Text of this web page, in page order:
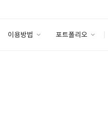
이용방법 포트폴리오